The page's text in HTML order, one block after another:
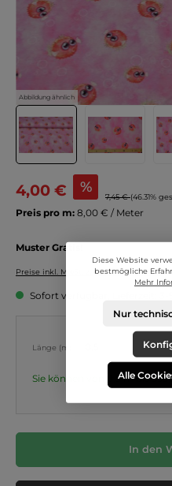
Abbildung ähnlich
4,00 € %
7,45 €(46.31%
Preis pro m: 8,00 € / Meter
Muster Gratis!
Preise inkl. MwSt. zzgl. Versandkosten
Sofort verfügbar, Lieferzeit: 3-5
Länge (m):
Sie können von 0,5 m bis
In den
Diese Website
bestmögliche
Mehr
Nur
Alle